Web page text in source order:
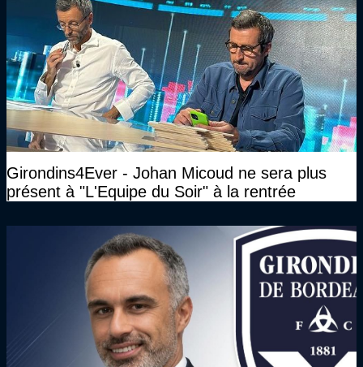
Girondins4Ever - Johan Micoud ne sera plus
présent à "L'Equipe du Soir" à la rentrée